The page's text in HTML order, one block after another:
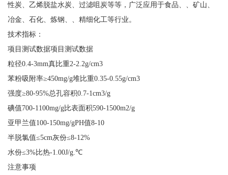
性炭、乙烯脱盐水炭、过滤咀炭等等，广泛应用于食品、、矿山、
冶金、石化、炼钢、、精细化工等行业。
技术指标：
项目测试数据项目测试数据
粒径0.4-3mm真比重2-2.2g/cm3
苯粉吸附率≥450mg/g堆比重0.35-0.55g/cm3
强度≥80-95%总孔容积0.7-1cm3/g
碘值700-1100mg/g比表面积590-1500m2/g
亚甲兰值100-150mg/gPH值8-10
半脱氯值≤5cm灰份≤8-12%
水份≤3%比热-1.00J/g.℃
注意事项